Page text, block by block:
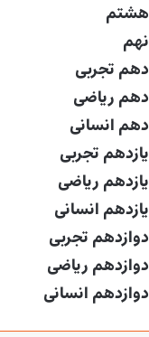
هشتم
نهم
دهم تجربی
دهم ریاضی
دهم انسانی
یازدهم تجربی
یازدهم ریاضی
یازدهم انسانی
دوازدهم تجربی
دوازدهم ریاضی
دوازدهم انسانی